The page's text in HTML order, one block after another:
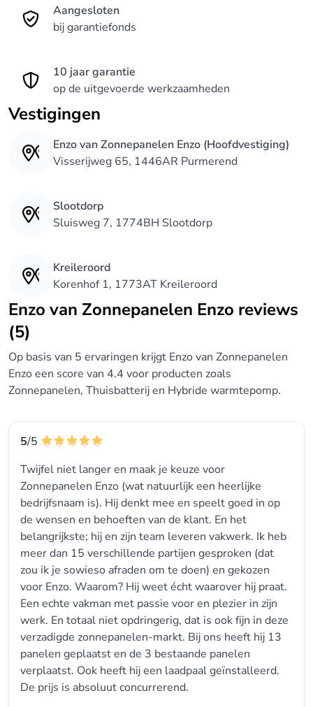
Aangesloten
bij garantiefonds
10 jaar garantie
op de uitgevoerde werkzaamheden
Vestigingen
Enzo van Zonnepanelen Enzo (Hoofdvestiging)
Visserijweg 65, 1446AR Purmerend
Slootdorp
Sluisweg 7, 1774BH Slootdorp
Kreileroord
Korenhof 1, 1773AT Kreileroord
Enzo van Zonnepanelen Enzo reviews
(5)
Op basis van 5 ervaringen krijgt Enzo van Zonnepanelen
Enzo een score van 4.4 voor producten zoals
Zonnepanelen, Thuisbatterij en Hybride warmtepomp.
5/5
Twijfel niet langer en maak je keuze voor
Zonnepanelen Enzo (wat natuurlijk een heerlijke
bedrijfsnaam is). Hij denkt mee en speelt goed in op
de wensen en behoeften van de klant. En het
belangrijkste; hij en zijn team leveren vakwerk. Ik heb
meer dan 15 verschillende partijen gesproken (dat
zou ik je sowieso afraden om te doen) en gekozen
voor Enzo. Waarom? Hij weet écht waarover hij praat.
Een echte vakman met passie voor en plezier in zijn
werk. En totaal niet opdringerig, dat is ook fijn in deze
verzadigde zonnepanelen-markt. Bij ons heeft hij 13
panelen geplaatst en de 3 bestaande panelen
verplaatst. Ook heeft hij een laadpaal geïnstalleerd.
De prijs is absoluut concurrerend.